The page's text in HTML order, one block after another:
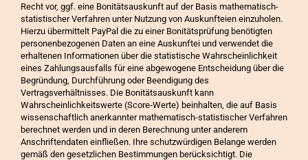
Recht vor, ggf. eine Bonitätsauskunft auf der Basis mathematisch-
statistischer Verfahren unter Nutzung von Auskunfteien einzuholen.
Hierzu übermittelt PayPal die zu einer Bonitätsprüfung benötigten
personenbezogenen Daten an eine Auskunftei und verwendet die
erhaltenen Informationen über die statistische Wahrscheinlichkeit
eines Zahlungsausfalls für eine abgewogene Entscheidung über die
Begründung, Durchführung oder Beendigung des
Vertragsverhältnisses. Die Bonitätsauskunft kann
Wahrscheinlichkeitswerte (Score-Werte) beinhalten, die auf Basis
wissenschaftlich anerkannter mathematisch-statistischer Verfahren
berechnet werden und in deren Berechnung unter anderem
Anschriftendaten einfließen. Ihre schutzwürdigen Belange werden
gemäß den gesetzlichen Bestimmungen berücksichtigt. Die